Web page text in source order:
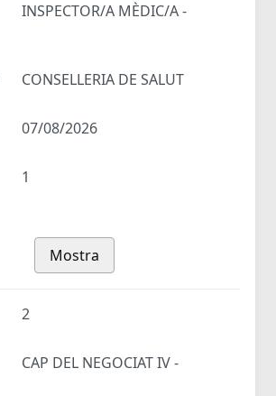
INSPECTOR/A MÈDIC/A -
CONSELLERIA DE SALUT
07/08/2026
1
Mostra
2
CAP DEL NEGOCIAT IV -